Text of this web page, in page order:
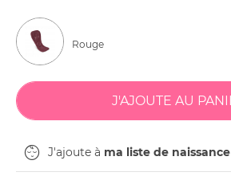
Rouge
J'ajoute à ma liste de naissance